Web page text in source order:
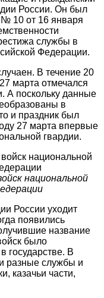
России. Он был
10 от 16 января
службы в
Федерации.
В течение 20
марта отмечался
А поскольку данные
в
и праздник был
27 марта впервые
гвардии.
национальной
России уходит
появились
название
было
государстве. В
разные службы и
казачьи части,